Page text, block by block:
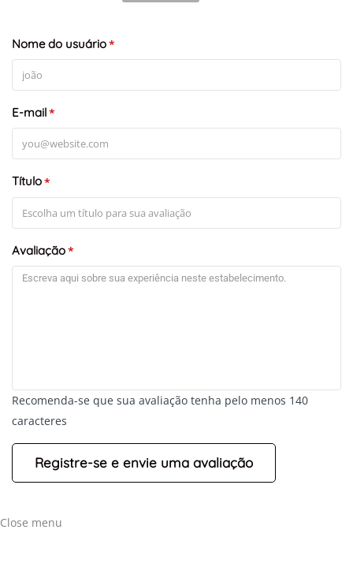
Nome do usuário*
E-mail*
Título*
Avaliação*
Recomenda-se que sua avaliação tenha pelo menos 140
caracteres
Close menu